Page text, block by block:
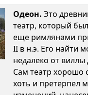
Одеон. Это
театр, который
еще римлянами
II в н.э. Его найти
недалеко от
Сам театр хорошо
хоть и претерпел